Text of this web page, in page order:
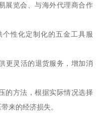
展览会、与海外代理商合作
性化定制化的五金工具服
更灵活的退货服务，增加消
的方法，根据实际情况选择
来的经济损失。